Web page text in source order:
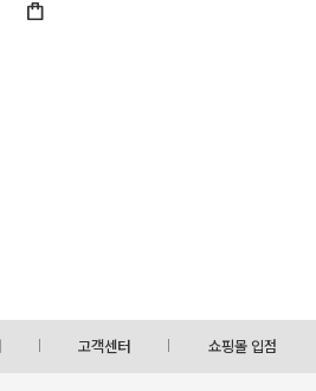
고객센터 쇼핑몰 입점